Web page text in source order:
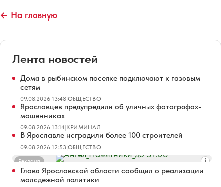
← На главную
Лента новостей
Дома в рыбинском поселке подключают к газовым
сетям
09.08.2026 13:48|ОБЩЕСТВО
Ярославцев предупредили об уличных фотографах-
мошенниках
09.08.2026 13:14|КРИМИНАЛ
В Ярославле наградили более 100 строителей
09.08.2026 12:53|ОБЩЕСТВО
Реклама
Глава Ярославской области сообщил о реализации
молодежной политики